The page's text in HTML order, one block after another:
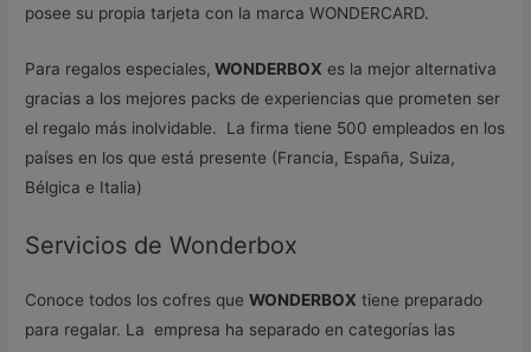
posee su propia tarjeta con la marca WONDERCARD.
Para regalos especiales, WONDERBOX es la mejor alternativa
gracias a los mejores packs de experiencias que prometen ser
el regalo más inolvidable. La firma tiene 500 empleados en los
países en los que está presente (Francia, España, Suiza,
Bélgica e Italia)
Servicios de Wonderbox
Conoce todos los cofres queWONDERBOX tiene preparado
para regalar. La empresa ha separado en categorías las